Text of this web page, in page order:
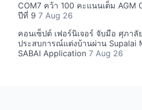
COM7 คว้า 100 คะแนนเต็ม AGM
ปีที่ 9 7 Aug 26
คอนเซ็ปต์ เฟอร์นิเจอร์ จับมือ ศุภาลั
ประสบการณ์แต่งบ้านผ่าน Supalai
SABAI Application 7 Aug 26